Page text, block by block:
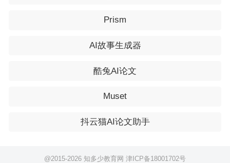
Prism
AI故事生成器
酷兔AI论文
Muset
抖云猫AI论文助手
@2015-2026 知多少教育网 津ICP备18001702号